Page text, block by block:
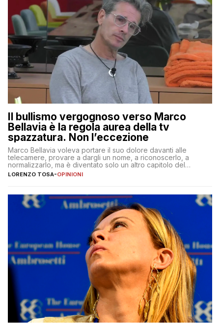
Il bullismo vergognoso verso Marco
Bellavia è la regola aurea della tv
spazzatura. Non l’eccezione
Marco Bellavia voleva portare il suo dolore davanti alle
telecamere, provare a dargli un nome, a riconoscerlo, a
normalizzarlo, ma è diventato solo un altro capitolo del
copione
LORENZO TOSA-OPINIONI